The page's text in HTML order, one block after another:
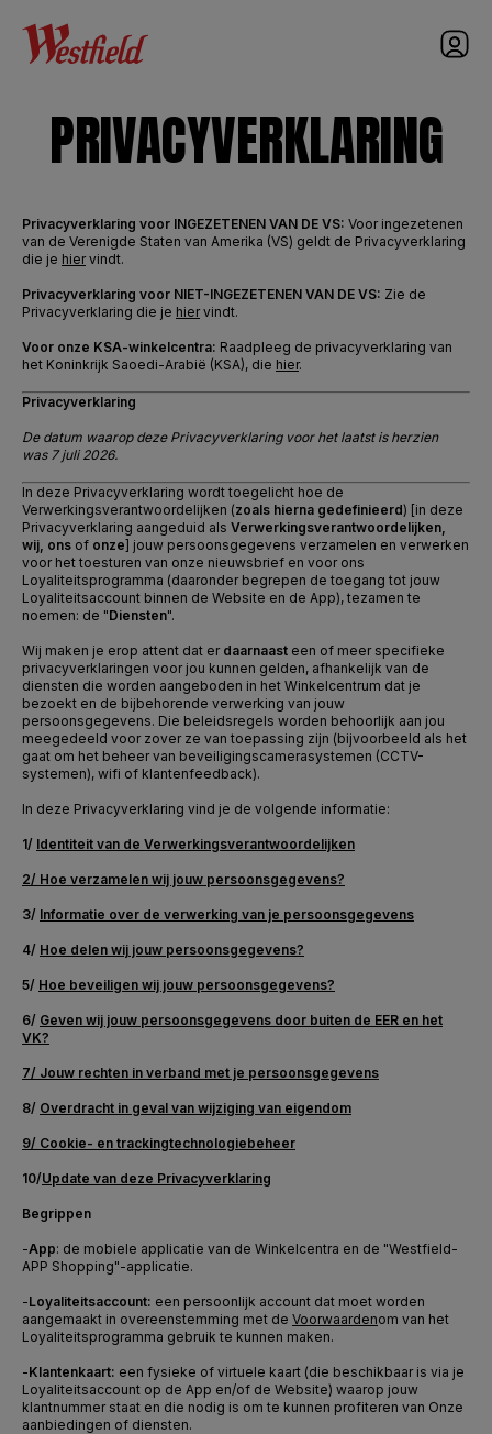
PRIVACYVERKLARING
Privacyverklaring voor INGEZETENEN VAN DE VS: Voor ingezetenen
van de Verenigde Staten van Amerika (VS) geldt de Privacyverklaring
die je hiervindt.
Privacyverklaring voor NIET-INGEZETENEN VAN DE VS: Zie de
Privacyverklaring die je hiervindt.
Voor onze KSA-winkelcentra: Raadpleeg de privacyverklaring van
het Koninkrijk Saoedi-Arabië (KSA), die hier.
Privacyverklaring
De datum waarop deze Privacyverklaring voor het laatst is herzien
was 7 juli 2026.
In deze Privacyverklaring wordt toegelicht hoe de
Verwerkingsverantwoordelijken (zoals hierna gedefinieerd) [in deze
Privacyverklaring aangeduid als Verwerkingsverantwoordelijken,
wij, ons of onze] jouw persoonsgegevens verzamelen en verwerken
voor het toesturen van onze nieuwsbrief en voor ons
Loyaliteitsprogramma (daaronder begrepen de toegang tot jouw
Loyaliteitsaccount binnen de Website en de App), tezamen te
noemen: de "Diensten".
Wij maken je erop attent dat er daarnaast een of meer specifieke
privacyverklaringen voor jou kunnen gelden, afhankelijk van de
diensten die worden aangeboden in het Winkelcentrum dat je
bezoekt en de bijbehorende verwerking van jouw
persoonsgegevens. Die beleidsregels worden behoorlijk aan jou
meegedeeld voor zover ze van toepassing zijn (bijvoorbeeld als het
gaat om het beheer van beveiligingscamerasystemen (CCTV-
systemen), wifi of klantenfeedback).
In deze Privacyverklaring vind je de volgende informatie:
1/ Identiteit van de Verwerkingsverantwoordelijken
2/ Hoe verzamelen wij jouw persoonsgegevens?
3/ Informatie over de verwerking van je persoonsgegevens
4/ Hoe delen wij jouw persoonsgegevens?
5/ Hoe beveiligen wij jouw persoonsgegevens?
6/ Geven wij jouw persoonsgegevens door buiten de EER en het
VK?
7/ Jouw rechten in verband met je persoonsgegevens
8/ Overdracht in geval van wijziging van eigendom
9/ Cookie- en trackingtechnologiebeheer
10/Update van deze Privacyverklaring
Begrippen
-App: de mobiele applicatie van de Winkelcentra en de "Westfield-
APP Shopping"-applicatie.
-Loyaliteitsaccount: een persoonlijk account dat moet worden
aangemaakt in overeenstemming met de Voorwaardenom van het
Loyaliteitsprogramma gebruik te kunnen maken.
-Klantenkaart: een fysieke of virtuele kaart (die beschikbaar is via je
Loyaliteitsaccount op de App en/of de Website) waarop jouw
klantnummer staat en die nodig is om te kunnen profiteren van Onze
aanbiedingen of diensten.